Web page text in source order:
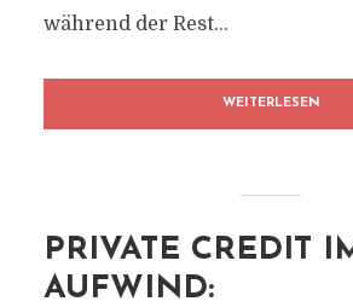
während der Rest...
WEITERLESEN
PRIVATE CREDIT
AUFWIND: